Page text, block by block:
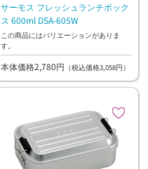
サーモス フレッシュランチボック
ス 600ml DSA-605W
この商品にはバリエーションがありま
す。
本体価格2,780円 （税込価格3,058円）